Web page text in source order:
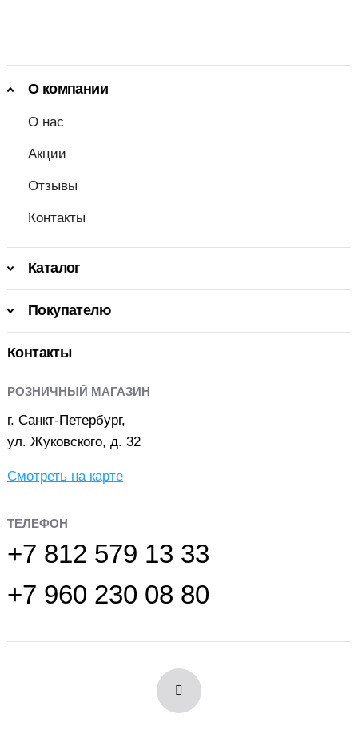
О компании
О нас
Акции
Отзывы
Контакты
Каталог
Покупателю
Контакты
РОЗНИЧНЫЙ МАГАЗИН
г. Санкт-Петербург,
ул. Жуковского, д. 32
Смотреть на карте
ТЕЛЕФОН
+7 812 579 13 33
+7 960 230 08 80